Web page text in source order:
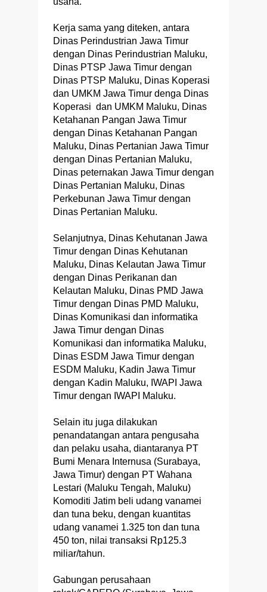
Kerja sama yang diteken, antara
Dinas Perindustrian Jawa Timur
dengan Dinas Perindustrian Maluku,
Dinas PTSP Jawa Timur dengan
Dinas PTSP Maluku, Dinas Koperasi
dan UMKM Jawa Timur denga Dinas
Koperasi dan UMKM Maluku, Dinas
Ketahanan Pangan Jawa Timur
dengan Dinas Ketahanan Pangan
Maluku, Dinas Pertanian Jawa Timur
dengan Dinas Pertanian Maluku,
Dinas peternakan Jawa Timur dengan
Dinas Pertanian Maluku, Dinas
Perkebunan Jawa Timur dengan
Dinas Pertanian Maluku.
Selanjutnya, Dinas Kehutanan Jawa
Timur dengan Dinas Kehutanan
Maluku, Dinas Kelautan Jawa Timur
dengan Dinas Perikanan dan
Kelautan Maluku, Dinas PMD Jawa
Timur dengan Dinas PMD Maluku,
Dinas Komunikasi dan informatika
Jawa Timur dengan Dinas
Komunikasi dan informatika Maluku,
Dinas ESDM Jawa Timur dengan
ESDM Maluku, Kadin Jawa Timur
dengan Kadin Maluku, IWAPI Jawa
Timur dengan IWAPI Maluku.
Selain itu juga dilakukan
penandatangan antara pengusaha
dan pelaku usaha, diantaranya PT
Bumi Menara Internusa (Surabaya,
Jawa Timur) dengan PT Wahana
Lestari (Maluku Tengah, Maluku)
Komoditi Jatim beli udang vanamei
dan tuna beku, dengan kuantitas
udang vanamei 1.325 ton dan tuna
450 ton, nilai transaksi Rp125.3
miliar/tahun.
Gabungan perusahaan